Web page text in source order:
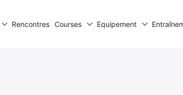
Rencontres Courses Equipement